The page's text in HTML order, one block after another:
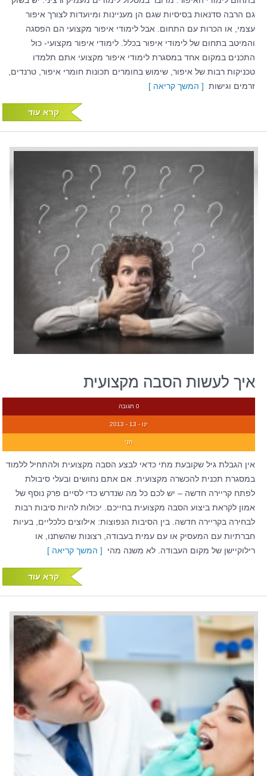
גם הרבה סדנאות בסיסיות שגם הן מעניינות ומיועדות לצורך איפור
עצמי, או הכרות עם התחום. אבל לימודי איפור מקצועי הם הפסגה
והמיטב בתחום של לימודי איפור בכלל. לימודי איפור מקצועי- כול
התכנים במקום אחד במסגרת לימודי איפור מקצועי אתם תלמדו
טכניקות רבות של איפור, שימוש בחומרים תכונות חומרי איפור, טרנדים,
זרמים וגישות [ המשך קריאה ]
קרא עוד
איך לעשות הסבה מקצועית
0 תגובה
ינו - 13 - 2013
חני
אין הגבלת גיל שקובעת מתי כדאי לבצע הסבה מקצועית ולהתחיל ללמוד
במסגרת תכנית להכשרה מקצועית. אם אתם נחושים ובעלי סיבולת
לפתח קריירה חדשה – יש לכם כל מה שנדרש כדי לסיים פרק נוסף של
אמון לקראת ביצוע הסבה מקצועית בחייכם. יכולות להיות סיבות רבות
לבחירה בקריירה חדשה. בין הסיבות הנפוצות: אילוצים כלכליים, בעיות
חברתיות עם המעסיק או עם עמית בעבודה, רצונות שהשתנו, או
רילוקיישן של מקום העבודה. לא משנה מהי [ המשך קריאה ]
קרא עוד